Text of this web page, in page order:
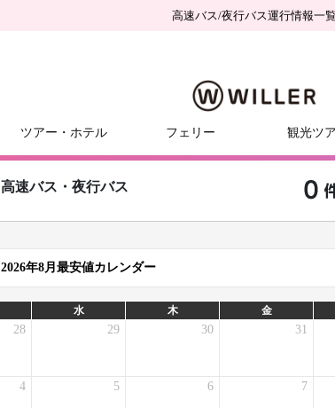
高速バス/夜行バス運行情報一覧
ツアー・ホテル フェリー 観光ツ
高速バス・夜行バス
2026年8月最安値カレンダー
水 木 金
28 29 30 31
4 5 6 7